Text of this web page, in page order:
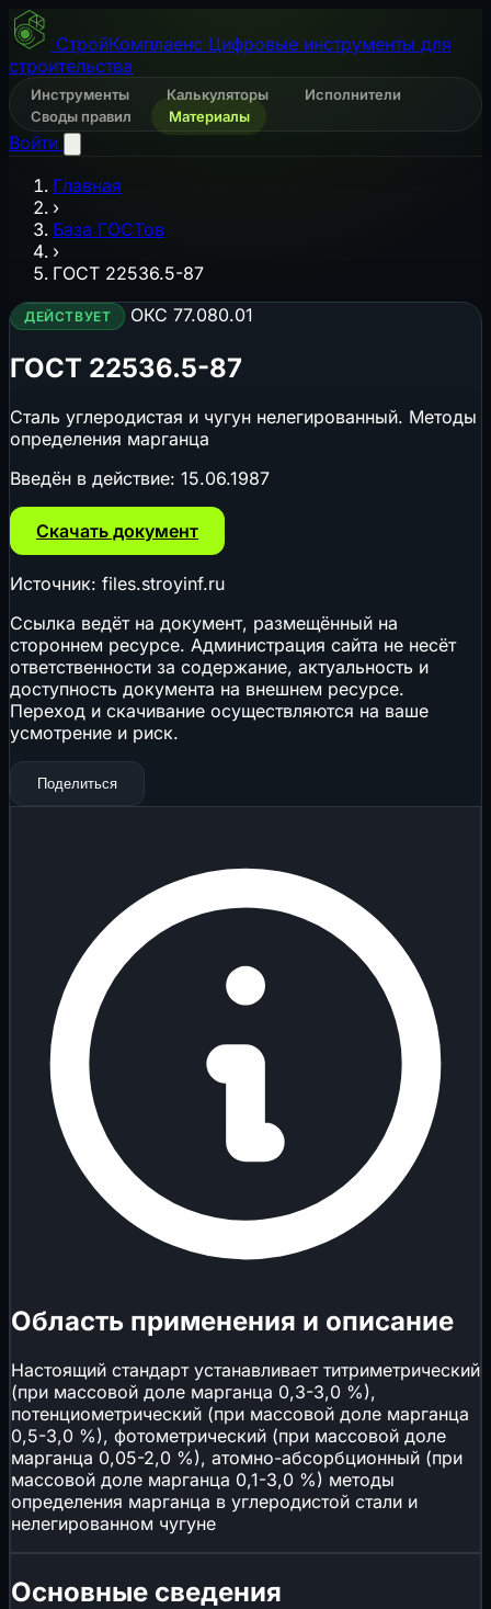
СтройКомплаенс Цифровые инструменты для
строительства
Инструменты Калькуляторы
Исполнители
Своды правил
Материалы
Войти
Главная
›
База ГОСТов
›
ГОСТ 22536.5-87
ДЕЙСТВУЕТ ОКС 77.080.01
ГОСТ 22536.5-87
Сталь углеродистая и чугун нелегированный. Методы
определения марганца
Введён в действие: 15.06.1987
Скачать документ
Источник: files.stroyinf.ru
Ссылка ведёт на документ, размещённый на
стороннем ресурсе. Администрация сайта не несёт
ответственности за содержание, актуальность и
доступность документа на внешнем ресурсе.
Переход и скачивание осуществляются на ваше
усмотрение и риск.
Поделиться
Область применения и описание
Настоящий стандарт устанавливает титриметрический
(при массовой доле марганца 0,3-3,0 %),
потенциометрический (при массовой доле марганца
0,5-3,0 %), фотометрический (при массовой доле
марганца 0,05-2,0 %), атомно-абсорбционный (при
массовой доле марганца 0,1-3,0 %) методы
определения марганца в углеродистой стали и
нелегированном чугуне
Основные сведения